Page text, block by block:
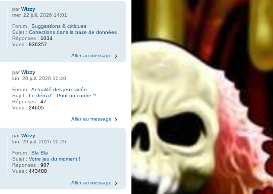
parWizzy
mer. 22 juil. 2026 14:01
Forum :Suggestions & critiques
Sujet :Corrections dans la base de données
Réponses : 1034
Vues :836357
Aller au message
parWizzy
lun. 20 juil. 2026 10:40
Forum :Actualité des jeux vidéo
Sujet :Le démat' : Pour ou contre ?
Réponses :47
Vues :24605
Aller au message
parWizzy
lun. 20 juil. 2026 10:26
Forum :Bla Bla
Sujet :Votre jeu du moment !
Réponses :907
Vues :443488
Aller au message